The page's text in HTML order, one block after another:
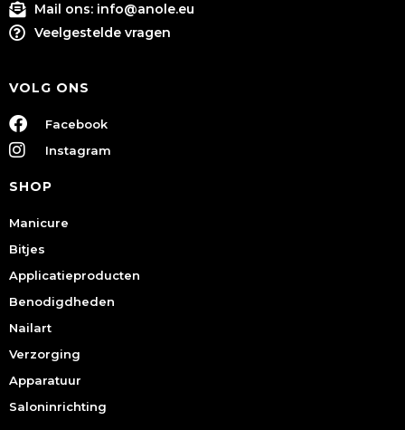
Mail ons: info@anole.eu
Veelgestelde vragen
VOLG ONS
Facebook
Instagram
SHOP
Manicure
Bitjes
Applicatieproducten
Benodigdheden
Nailart
Verzorging
Apparatuur
Saloninrichting